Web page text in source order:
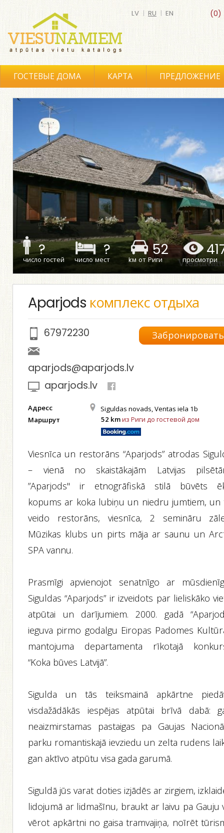
(0)
LV | RU | EN
ГОСТЕВЫЕ ДОМА КАРТА ПРЕДЛОЖЕНИЕ
?
число гостей
?
число мест
52
kм от Риги просмотри
Aparjods комплекс отдыха
Забронировать
67972230
aparjods@aparjods.lv
aparjods.lv
Адресс Siguldas novads, Ventas iela 1b
Маршрут 52 kmиз Риги до гостевой дом
Viesnīca un restorāns “Aparjods” atrodas
– vienā no skaistākajām Latvijas
”Aparjods" ir etnogrāfiskā stilā būvēts
kopums ar koka lubiņu un niedru jumtiem, un
veido restorāns, viesnīca, 2 semināru
Mūzikas klubs un pirts māja ar saunu un
SPA vannu.
Prasmīgi apvienojot senatnīgo ar
Siguldas “Aparjods” ir izveidots par lieliskāko
atpūtai un darījumiem. 2000. gadā
ieguva pirmo godalgu Eiropas Padomes
mantojuma departamenta rīkotajā
“Koka būves Latvijā”.
Sigulda un tās teiksmainā apkārtne
visdažādākās iespējas atpūtai brīvā dabā:
neaizmirstamas pastaigas pa Gaujas
parku romantiskajā ievziedu un zelta rudens
gan aktīvo atpūtu visa gada garumā.
Siguldā jūs varat doties izjādēs ar zirgiem,
lidojumā ar lidmašīnu, braukt ar laivu pa Gauju
vērot apkārtni no gaisa tramvajiņa, noīrēt